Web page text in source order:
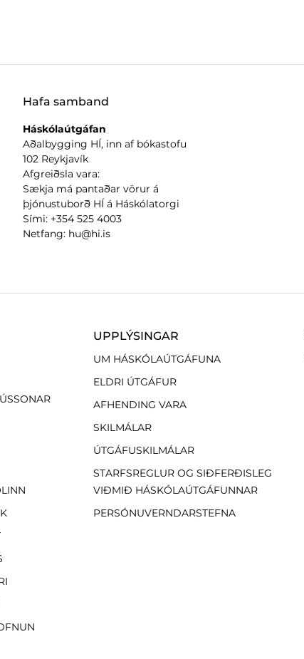
Hafa samband
Háskólaútgáfan
Aðalbygging HÍ, inn af bókastofu
102 Reykjavík
Afgreiðsla vara:
Sækja má pantaðar vörur á
þjónustuborð HÍ á Háskólatorgi
Sími: +354 525 4003
Netfang: hu@hi.is
UPPLÝSINGAR
UM HÁSKÓLAÚTGÁFUNA
ELDRI ÚTGÁFUR
AFHENDING VARA
SKILMÁLAR
ÚTGÁFUSKILMÁLAR
STARFSREGLUR OG SIÐFERÐISLEG
VIÐMIÐ HÁSKÓLAÚTGÁFUNNAR
PERSÓNUVERNDARSTEFNA